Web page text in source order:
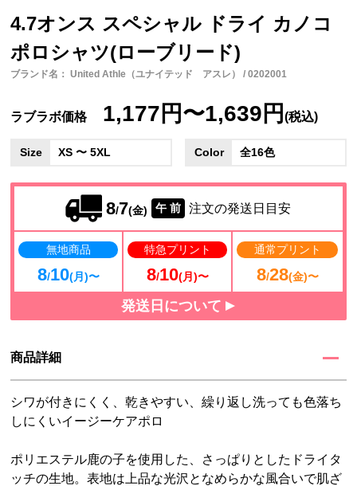
4.7オンス スペシャル ドライ カノコ
ポロシャツ(ローブリード)
ブランド名： United Athle（ユナイテッド アスレ） / 0202001
ラブラボ価格 1,177円〜1,639円(税込)
Size XS 〜 5XL Color 全16色
8/7(金) 午 前 注文の発送日目安
無地商品
8/10(月)〜
特急プリント
8/10(月)〜
通常プリント
8/28(金)〜
発送日について
商品詳細
シワが付きにくく、乾きやすい、繰り返し洗っても色落ち
しにくいイージーケアポロ
ポリエステル鹿の子を使用した、さっぱりとしたドライタ
ッチの生地。表地は上品な光沢となめらかな風合いで肌ざ